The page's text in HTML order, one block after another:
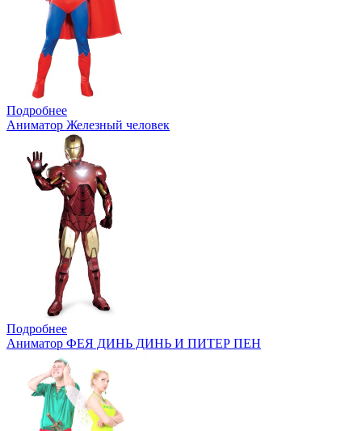
Подробнее
Аниматор Железный человек
Подробнее
Аниматор ФЕЯ ДИНЬ ДИНЬ И ПИТЕР ПЕН